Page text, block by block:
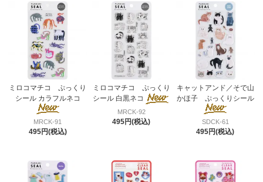
ミロコマチコ ぷっくり
シール カラフルネコ
MRCK-91
495円(税込)
ミロコマチコ ぷっくり
シール 白黒ネコ
MRCK-92
495円(税込)
キャットアンド／そで山
かほ子 ぷっくりシール
SDCK-61
495円(税込)